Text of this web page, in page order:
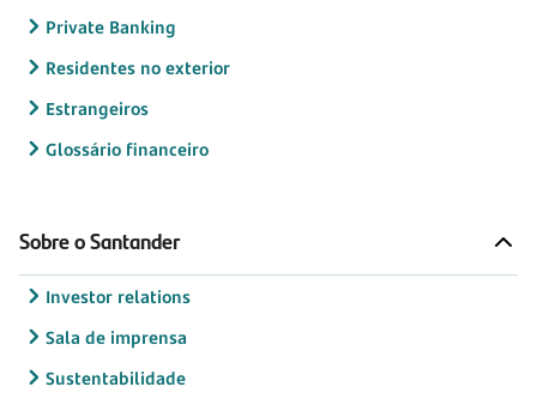
Private Banking
Residentes no exterior
Estrangeiros
Glossário financeiro
Sobre o Santander
Investor relations
Sala de imprensa
Sustentabilidade